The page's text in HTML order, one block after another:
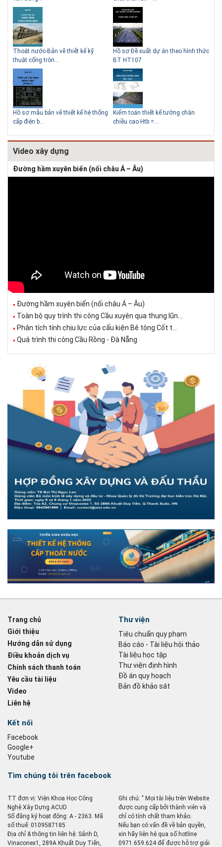
tiền vẫn đẹp
Thiết kế nhà siêu nhỏ độc đáo
Thoát nước-Bản vẽ thiết kế kỹ
thuật cống tròn...
Hồ sơ mẫu bản vẽ thiết kế hệ thống
cấp điện b...
Hồ sơ Đề xuất dự án theo hình thức
BT HT107
Kiểm toán thiết kế tường chắn
chiều cao Htb =...
Video xây dựng
Đường hầm xuyên biển (nối châu Á – Âu)
Đường hầm xuyên biển (nối châu Á – Âu)
Toàn bộ quy trình thi công Cầu xuyên qua thung lũn...
Phân tích tính chịu lực của cấu kiện Bê tông Cốt t...
Quá trình thi công Cầu Rồng - Đà Nẵng
Trang chủ
Giới thiệu
Hướng dẫn sử dụng
Điều khoản dịch vụ
Chính sách thanh toán
Yêu cầu tài liệu
Video
Liên hệ
Thư viện
Tiêu chuẩn quy phạm
Báo cáo - Tài liệu hội thảo
Tài liệu học tập
Thư viện định hình
Đồ án quy hoạch
Bản đồ khảo sát
Kết nối
Facebook
Google+
Youtube
Tìm chúng tôi trên facebook
TT đơn vị: Viện Khoa Học Công
Nghệ Xây Dựng ACUD
Số đăng ký hoạt động: A - 2363. Mã
số thuế: 0109587185
Địa chỉ & thông tin liên hệ: Sảnh D,
Vinaconex1, 289A Khuất Duy Tiến,
Ghi chú: " Mọi tài liệu trên Website
được cung cấp bởi thành viên và
chỉ có tính chất tham khảo.
Nếu bạn có vấn đề về bản quyền,
xin hãy liên hệ qua số hotline
0971.659.624 để được hỗ trợ giải